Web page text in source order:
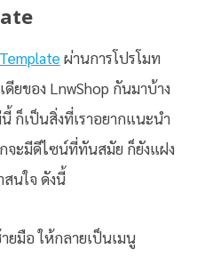
ผ่านการโปรโมท
ยของ LnwShop กันมาบ้าง
ก็เป็นสิ่งที่เราอยากแนะนำ
จะมีดีไซน์ที่ทันสมัย ก็ยังแฝง
นใจ ดังนี้
ยมือ ให้กลายเป็นเมนู